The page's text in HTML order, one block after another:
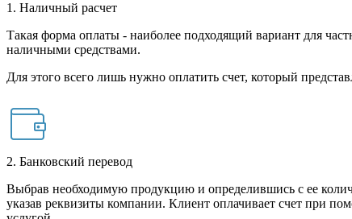
1. Наличный расчет
Такая форма оплаты - наиболее подходящий вариант для
наличными средствами.
Для этого всего лишь нужно оплатить счет, который
2. Банковский перевод
Выбрав необходимую продукцию и определившись с ее
указав реквизиты компании. Клиент оплачивает счет при